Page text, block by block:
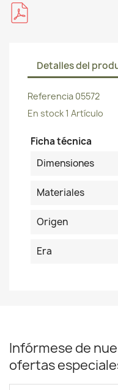
Detalles del
Referencia 05572
En stock 1 Artículo
Ficha técnica
Dimensiones
Materiales
Origen
Era
Infórmese de
ofertas